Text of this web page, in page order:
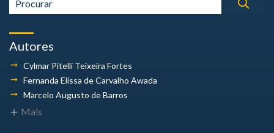
Autores
Cylmar Pitelli Teixeira Fortes
Fernanda Elissa de Carvalho Awada
Marcelo Augusto de Barros
Mais